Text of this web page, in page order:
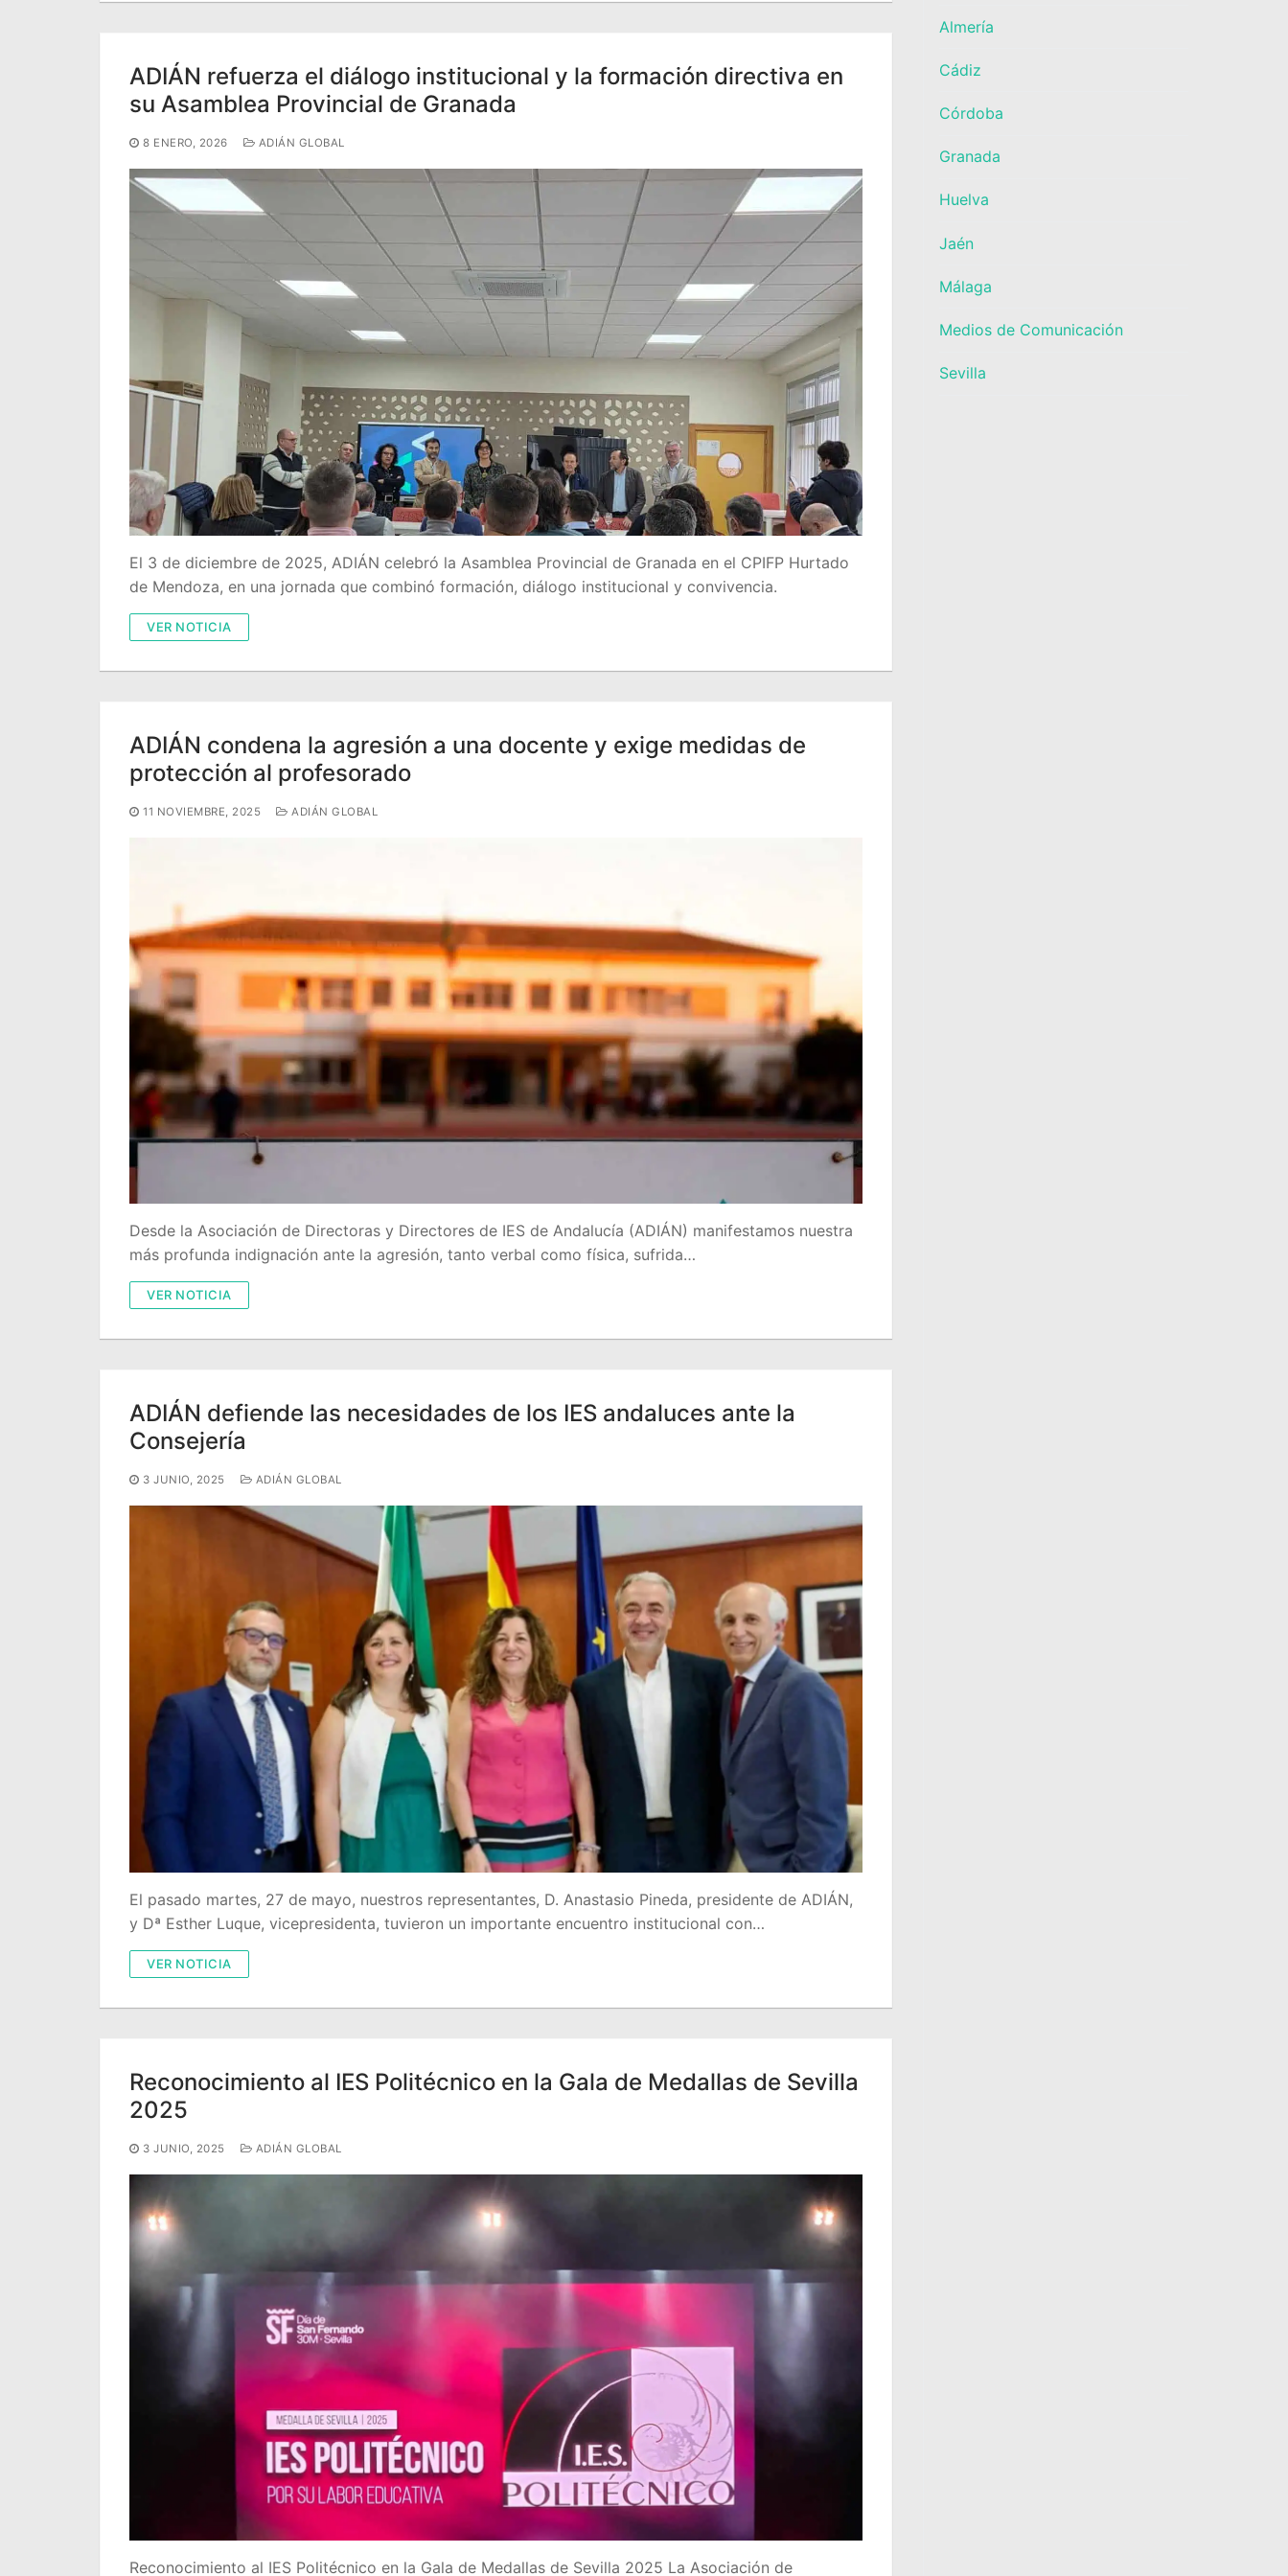
ADIÁN refuerza el diálogo institucional y la formación directiva en
su Asamblea Provincial de Granada
8 ENERO, 2026 ADIÁN GLOBAL
El 3 de diciembre de 2025, ADIÁN celebró la Asamblea Provincial de Granada en el CPIFP Hurtado
de Mendoza, en una jornada que combinó formación, diálogo institucional y convivencia.
VER NOTICIA
ADIÁN condena la agresión a una docente y exige medidas de
protección al profesorado
11 NOVIEMBRE, 2025 ADIÁN GLOBAL
Desde la Asociación de Directoras y Directores de IES de Andalucía (ADIÁN) manifestamos nuestra
más profunda indignación ante la agresión, tanto verbal como física, sufrida…
VER NOTICIA
ADIÁN defiende las necesidades de los IES andaluces ante la
Consejería
3 JUNIO, 2025 ADIÁN GLOBAL
El pasado martes, 27 de mayo, nuestros representantes, D. Anastasio Pineda, presidente de ADIÁN,
y Dª Esther Luque, vicepresidenta, tuvieron un importante encuentro institucional con…
VER NOTICIA
Reconocimiento al IES Politécnico en la Gala de Medallas de Sevilla
2025
3 JUNIO, 2025 ADIÁN GLOBAL
Reconocimiento al IES Politécnico en la Gala de Medallas de Sevilla 2025 La Asociación de
Almería
Cádiz
Córdoba
Granada
Huelva
Jaén
Málaga
Medios de Comunicación
Sevilla